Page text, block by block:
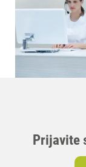
Prijavite